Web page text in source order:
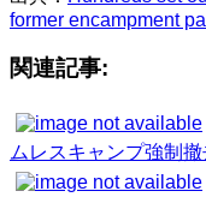
former encampment
関連記事:
ムレスキャンプ強制